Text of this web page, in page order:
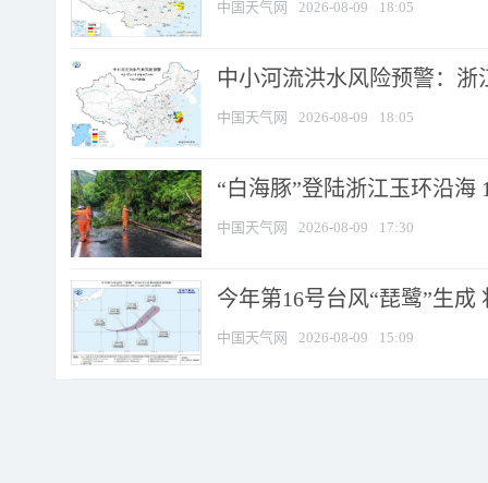
中国天气网 2026-08-09 18:05
中小河流洪水风险预警：
中国天气网 2026-08-09 18:05
“白海豚”登陆浙江玉环沿海
中国天气网 2026-08-09 17:30
今年第16号台风“琵鹭”生
中国天气网 2026-08-09 15:09